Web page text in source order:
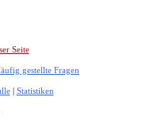
Seite
gestellte Fragen
| Statistiken